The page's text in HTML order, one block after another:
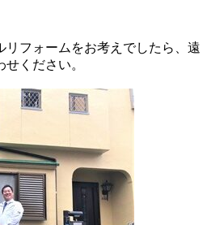
リフォームをお考えでしたら、遠
ください。